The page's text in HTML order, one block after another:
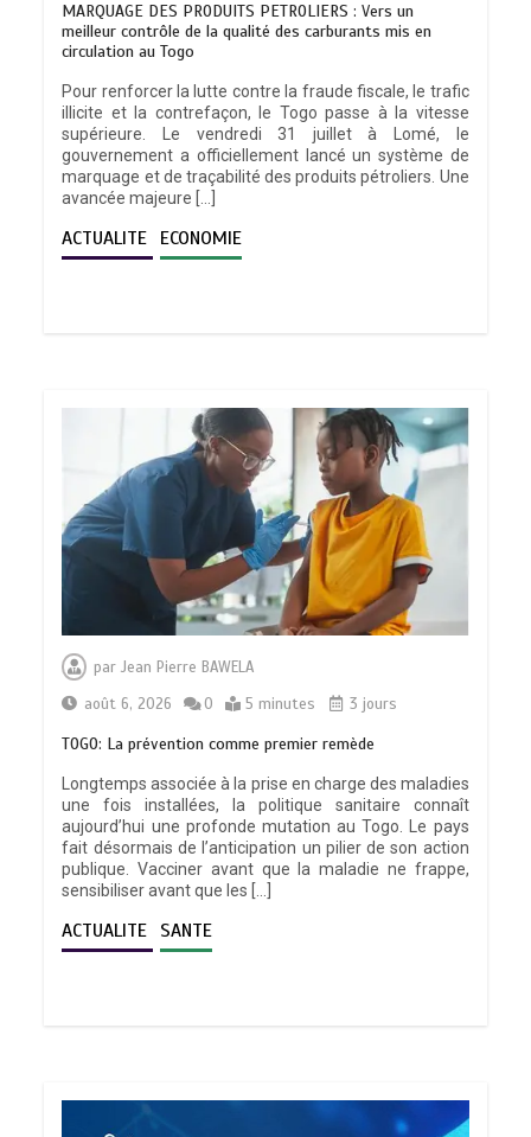
MARQUAGE DES PRODUITS PETROLIERS : Vers un
meilleur contrôle de la qualité des carburants mis en
circulation au Togo
Pour renforcer la lutte contre la fraude fiscale, le trafic
illicite et la contrefaçon, le Togo passe à la vitesse
supérieure. Le vendredi 31 juillet à Lomé, le
gouvernement a officiellement lancé un système de
marquage et de traçabilité des produits pétroliers. Une
avancée majeure […]
ACTUALITE ECONOMIE
parJean Pierre BAWELA
août 6, 2026
0 5 minutes 3 jours
TOGO: La prévention comme premier remède
Longtemps associée à la prise en charge des maladies
une fois installées, la politique sanitaire connaît
aujourd’hui une profonde mutation au Togo. Le pays
fait désormais de l’anticipation un pilier de son action
publique. Vacciner avant que la maladie ne frappe,
sensibiliser avant que les […]
ACTUALITE SANTE